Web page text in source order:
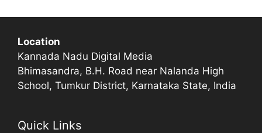
Location
Kannada Nadu Digital Media
Bhimasandra, B.H. Road near Nalanda High
School, Tumkur District, Karnataka State, India
Quick Links